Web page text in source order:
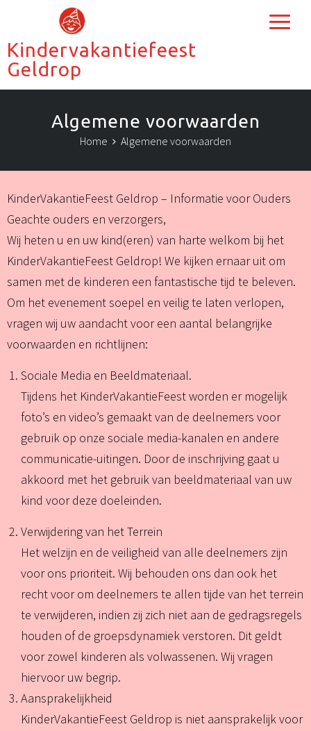
Kindervakantiefeest
Geldrop
Algemene voorwaarden
Home Algemene voorwaarden
KinderVakantieFeest Geldrop – Informatie voor Ouders
Geachte ouders en verzorgers,
Wij heten u en uw kind(eren) van harte welkom bij het
KinderVakantieFeest Geldrop! We kijken ernaar uit om
samen met de kinderen een fantastische tijd te beleven.
Om het evenement soepel en veilig te laten verlopen,
vragen wij uw aandacht voor een aantal belangrijke
voorwaarden en richtlijnen:
Sociale Media en Beeldmateriaal.
Tijdens het KinderVakantieFeest worden er mogelijk
foto’s en video’s gemaakt van de deelnemers voor
gebruik op onze sociale media-kanalen en andere
communicatie-uitingen. Door de inschrijving gaat u
akkoord met het gebruik van beeldmateriaal van uw
kind voor deze doeleinden.
Verwijdering van het Terrein
Het welzijn en de veiligheid van alle deelnemers zijn
voor ons prioriteit. Wij behouden ons dan ook het
recht voor om deelnemers te allen tijde van het terrein
te verwijderen, indien zij zich niet aan de gedragsregels
houden of de groepsdynamiek verstoren. Dit geldt
voor zowel kinderen als volwassenen. Wij vragen
hiervoor uw begrip.
Aansprakelijkheid
KinderVakantieFeest Geldrop is niet aansprakelijk voor